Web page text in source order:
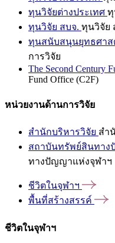
ทุนวิจัยต่างประเทศ ทุ
ทุนวิจัย สบจ. ทุนวิจัย
ทุนสนับสนุนยุทธศาส
การวิจัย
The Second Century
Fund Office (C2F)
หน่วยงานด้านการวิจัย
สำนักบริหารวิจัย สำ
สถาบันทรัพย์สินทาง
ทางปัญญาแห่งจุฬาฯ
ชีวิตในจุฬาฯ
พื้นที่สร้างสรรค์
ชีวิตในจุฬาฯ